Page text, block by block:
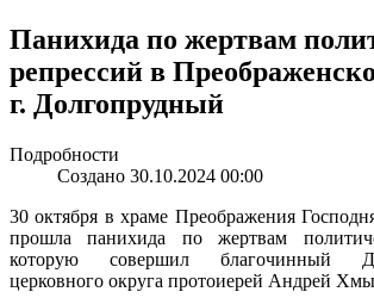
Панихида по жертвам
репрессий в
г. Долгопрудный
Подробности
Создано 30.10.2024 00:00
30 октября в храме Преображения
прошла панихида по жертвам
которую совершил благочинный
церковного округа протоиерей Андрей